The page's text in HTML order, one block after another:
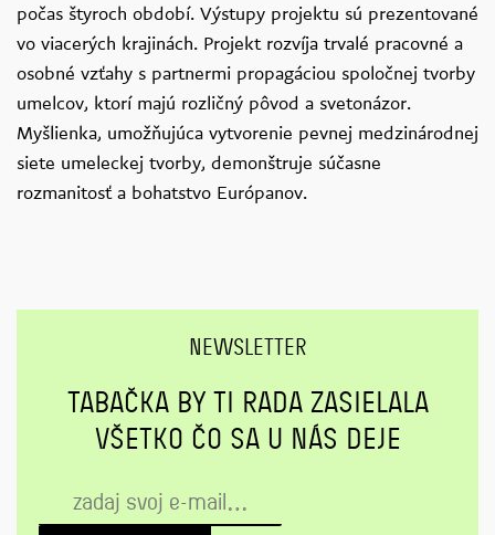
počas štyroch období. Výstupy projektu sú prezentované
vo viacerých krajinách. Projekt rozvíja trvalé pracovné a
osobné vzťahy s partnermi propagáciou spoločnej tvorby
umelcov, ktorí majú rozličný pôvod a svetonázor.
Myšlienka, umožňujúca vytvorenie pevnej medzinárodnej
siete umeleckej tvorby, demonštruje súčasne
rozmanitosť a bohatstvo Európanov.
NEWSLETTER
TABAČKA BY TI RADA ZASIELALA
VŠETKO ČO SA U NÁS DEJE